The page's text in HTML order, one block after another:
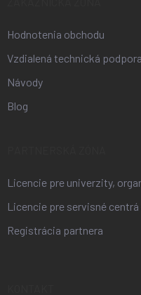
Hodnotenia obchodu
Vzdialená technická podpora
Návody
Blog
Licencie pre univerzity,
Licencie pre servisné
Registrácia partnera